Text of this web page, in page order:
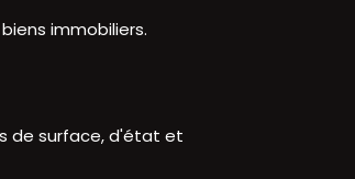
immobiliers.
de surface, d'état et